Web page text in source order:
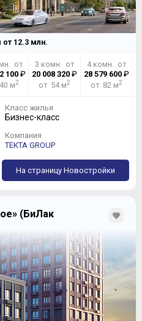
от 12.3млн.
от
100₽
м2
3 комн. от
20 008 320 ₽
от 54 м2
4 комн. от
28 579 600₽
от 82 м2
Класс жилья
Бизнес-класс
Компания
ТЕКТА GROUP
На страницу Новостройки
(БиЛак